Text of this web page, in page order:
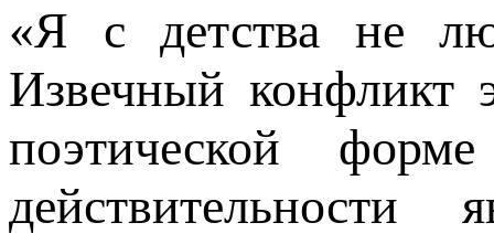
«Я с детства не
Извечный конфликт
поэтической
действительности